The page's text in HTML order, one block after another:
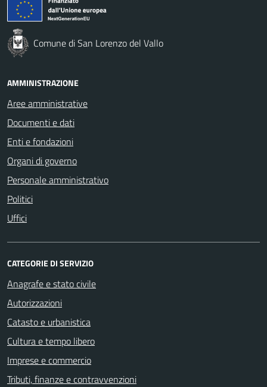
Comune di San Lorenzo del Vallo
AMMINISTRAZIONE
Aree amministrative
Documenti e dati
Enti e fondazioni
Organi di governo
Personale amministrativo
Politici
Uffici
CATEGORIE DI SERVIZIO
Anagrafe e stato civile
Autorizzazioni
Catasto e urbanistica
Cultura e tempo libero
Imprese e commercio
Tributi, finanze e contravvenzioni